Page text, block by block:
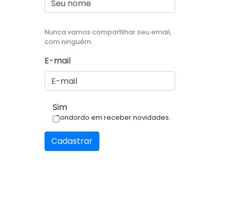
Nunca vamos compartilhar seu email,
com ninguém.
E-mail
Sim
Condordo em receber novidades.
Cadastrar